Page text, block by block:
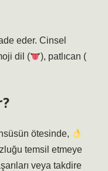
eder. Cinsel
dil (
), patlıcan (
ötesinde,
temsil etmeye
veya takdire